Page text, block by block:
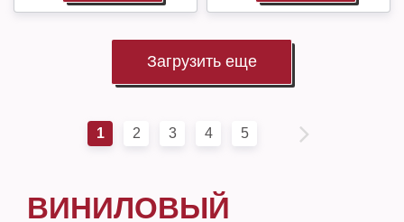
Загрузить еще
1 2 3 4 5
ВИНИЛОВЫЙ